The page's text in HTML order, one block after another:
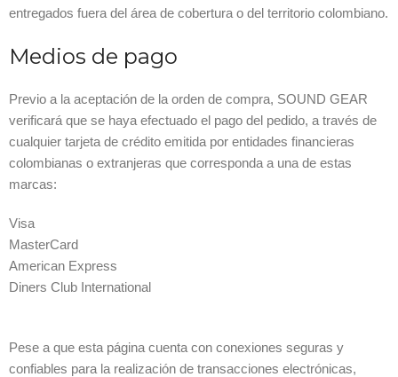
entregados fuera del área de cobertura o del territorio colombiano.
Medios de pago
Previo a la aceptación de la orden de compra, SOUND GEAR
verificará que se haya efectuado el pago del pedido, a través de
cualquier tarjeta de crédito emitida por entidades financieras
colombianas o extranjeras que corresponda a una de estas
marcas:
Visa
MasterCard
American Express
Diners Club International
Pese a que esta página cuenta con conexiones seguras y
confiables para la realización de transacciones electrónicas,